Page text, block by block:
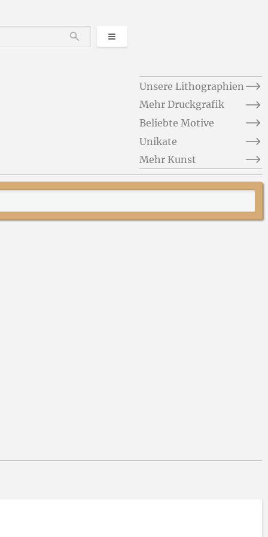
DurchsuchenKategorien
Unsere Lithographien
Mehr Druckgrafik
Beliebte Motive
Unikate
Mehr Kunst